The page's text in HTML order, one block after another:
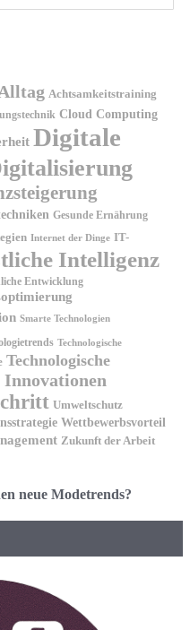
Achtsamkeitstraining
Cloud Computing
Digitale
Gesunde Ernährung
Internet der Dinge IT-
Intelligenz
Entwicklung
Smarte Technologien
Technologische
Technologische
Innovationen
Umweltschutz
Wettbewerbsvorteil
Zukunft der Arbeit
neue Modetrends?